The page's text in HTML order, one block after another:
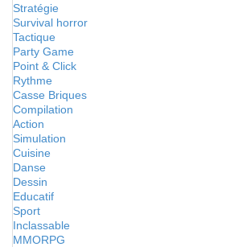
Stratégie
Survival horror
Tactique
Party Game
Point & Click
Rythme
Casse Briques
Compilation
Action
Simulation
Cuisine
Danse
Dessin
Educatif
Sport
Inclassable
MMORPG